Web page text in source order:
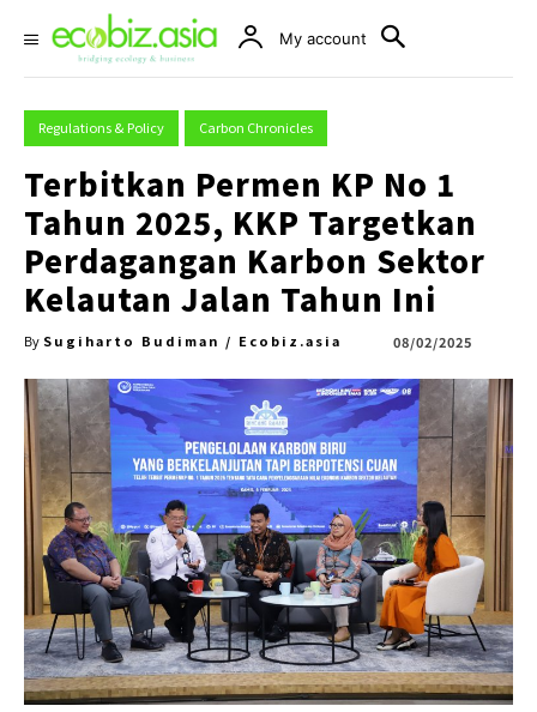
My account
Regulations & Policy Carbon Chronicles
Terbitkan Permen KP No 1
Tahun 2025, KKP Targetkan
Perdagangan Karbon Sektor
Kelautan Jalan Tahun Ini
By Sugiharto Budiman / Ecobiz.asia 08/02/2025